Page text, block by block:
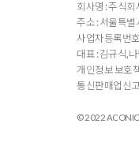
TEACHER
회사명 : 주식회
주소 : 서울특별
사업자등록번
대표 : 김규식,
개인정보 보호
통신판매업신
© 2022 ACONIC